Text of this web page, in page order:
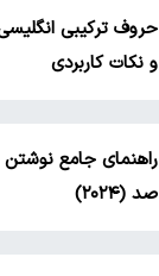
حروف ترکیبی
و نکات کاربردی
راهنمای جامع نوشتن
صد (۲۰۲۴)